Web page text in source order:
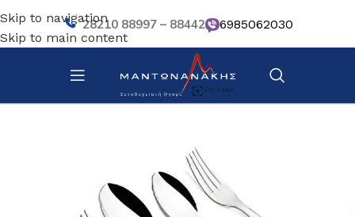
Skip to navigation
Skip to main content
28210 88997 – 88442 6985062030
Αρχική σελίδα/ Επιτραπέζια Είδη/ Μαχαιροπίρουνα